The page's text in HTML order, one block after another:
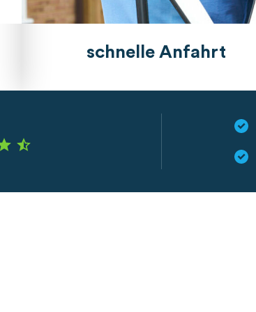
schnelle Anfahrt